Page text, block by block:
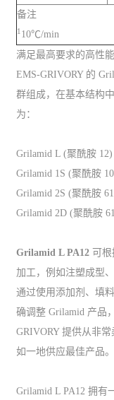
备注
1 10℃/min
满足最高要求的高性
EMS-GRIVORY 的
群组成，在基本结构
为：
Grilamid L (聚酰胺 12)
Grilamid 1S (聚酰胺
Grilamid 2S (聚酰胺
Grilamid 2D (聚酰胺
Grilamid L PA12 可
加工，例如注塑成型
通过使用添加剂、填
确调整 Grilamid 产品
GRIVORY 提供从非
如一地供应最佳产品。
Grilamid L PA12 拥有